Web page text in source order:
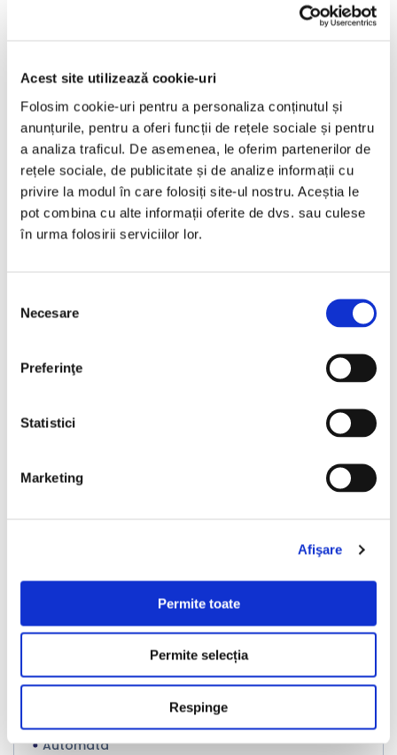
Acest site utilizează cookie-uri
Folosim cookie-uri pentru a personaliza conținutul și
anunțurile, pentru a oferi funcții de rețele sociale și pentru
a analiza traficul. De asemenea, le oferim partenerilor de
rețele sociale, de publicitate și de analize informații cu
privire la modul în care folosiți site-ul nostru. Aceștia le
pot combina cu alte informații oferite de dvs. sau culese
în urma folosirii serviciilor lor.
consimțământului
Necesare
Preferinţe
Statistici
Marketing
Afişare
Permite toate
Permite selecția
Respinge
Diesel
Bucuresti Afumati
€11.999
Programare vizionare
Nou
LIVRARE LA TINE ACASA
Volkswagen Golf
Automata